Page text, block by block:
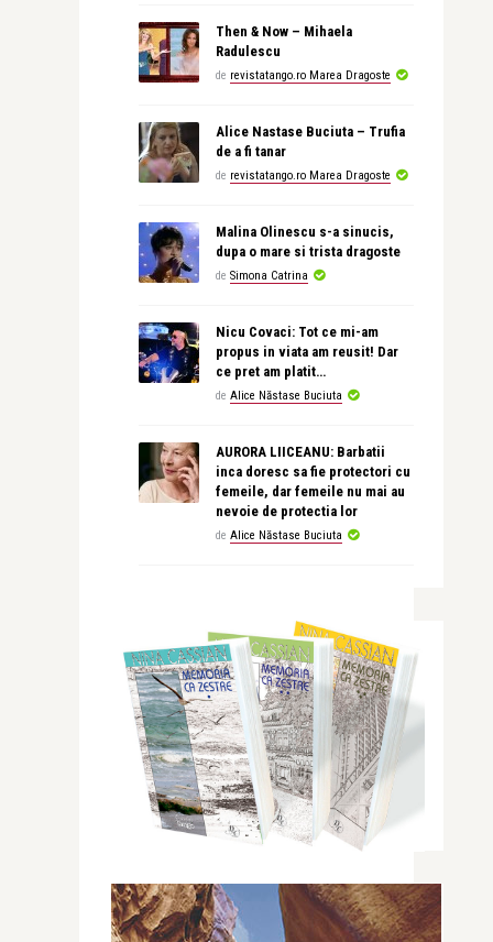
Then & Now – Mihaela
Radulescu
de revistatango.ro Marea Dragoste
Alice Nastase Buciuta – Trufia
de a fi tanar
de revistatango.ro Marea Dragoste
Malina Olinescu s-a sinucis,
dupa o mare si trista dragoste
de Simona Catrina
Nicu Covaci: Tot ce mi-am
propus in viata am reusit! Dar
ce pret am platit…
de Alice Năstase Buciuta
AURORA LIICEANU: Barbatii
inca doresc sa fie protectori cu
femeile, dar femeile nu mai au
nevoie de protectia lor
de Alice Năstase Buciuta